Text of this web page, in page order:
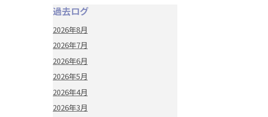
過去ログ
2026年8月
2026年7月
2026年6月
2026年5月
2026年4月
2026年3月